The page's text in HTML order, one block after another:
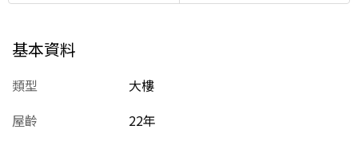
基本資料
類型
大樓
屋齡
22年